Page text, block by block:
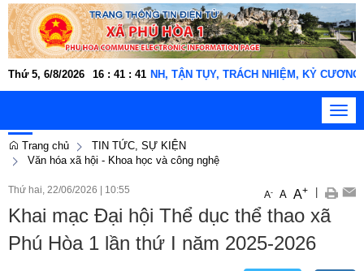
Thứ 5, 6/8/2026 16 : 41 : 43
TÌNH, TẬN TỤY, TRÁCH NHIỆM, KỶ CƯƠNG, KỶ LUẬT" !
Trang chủ
TIN TỨC, SỰ KIỆN
Văn hóa xã hội - Khoa học và công nghệ
Thứ hai, 22/06/2026 10:55 A- A A+
Khai mạc Đại hội Thể dục thể thao xã
Phú Hòa 1 lần thứ I năm 2025-2026